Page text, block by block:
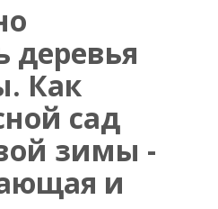
деревья
Как
сад
зимы -
и